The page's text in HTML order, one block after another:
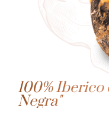
100% Iberico
Negra"